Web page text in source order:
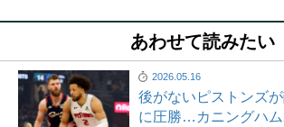
あわせて読みたい
2026.05.16
後がないピストンズ
に圧勝…カニングハ